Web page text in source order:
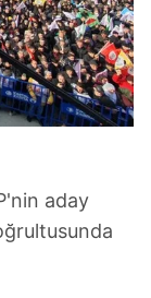
aday